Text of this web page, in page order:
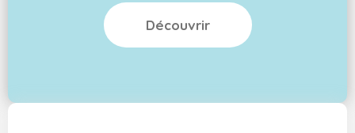
Découvrir